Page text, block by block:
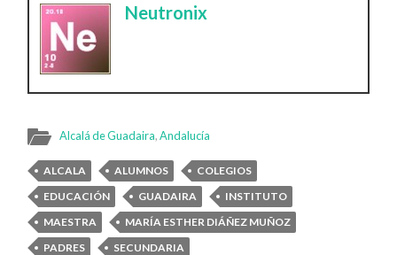
Neutronix
Alcalá de Guadaira,Andalucía
ALCALA ALUMNOS
COLEGIOS
EDUCACIÓN
GUADAIRA
INSTITUTO
MAESTRA
MARÍA ESTHER DIÁÑEZ MUÑOZ
PADRES
SECUNDARIA